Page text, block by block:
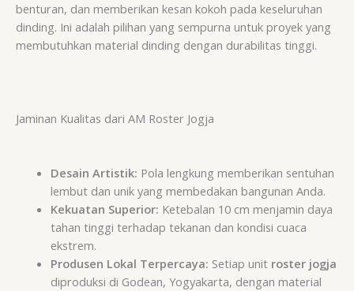
benturan, dan memberikan kesan kokoh pada keseluruhan
dinding. Ini adalah pilihan yang sempurna untuk proyek yang
membutuhkan material dinding dengan durabilitas tinggi.
Jaminan Kualitas dari AM Roster Jogja
Desain Artistik: Pola lengkung memberikan sentuhan
lembut dan unik yang membedakan bangunan Anda.
Kekuatan Superior: Ketebalan 10 cm menjamin daya
tahan tinggi terhadap tekanan dan kondisi cuaca
ekstrem.
Produsen Lokal Terpercaya: Setiap unit roster jogja
diproduksi di Godean, Yogyakarta, dengan material